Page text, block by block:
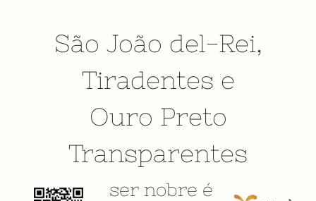
São João del-Rei,
Tiradentes e
Ouro Preto
Transparentes
ser nobre é